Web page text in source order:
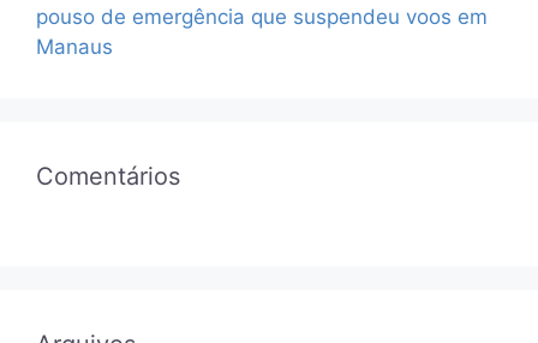
pouso de emergência que suspendeu voos em
Manaus
Comentários